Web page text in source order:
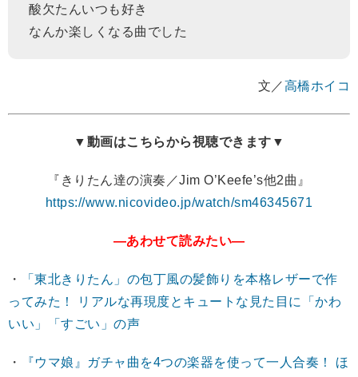
酸欠たんいつも好き
なんか楽しくなる曲でした
文／高橋ホイコ
▼動画はこちらから視聴できます▼
『きりたん達の演奏／Jim O’Keefe’s他2曲』
https://www.nicovideo.jp/watch/sm46345671
―あわせて読みたい―
・
「東北きりたん」の包丁風の髪飾りを本格レザーで作
ってみた！ リアルな再現度とキュートな見た目に「かわ
いい」「すごい」の声
・
『ウマ娘』ガチャ曲を4つの楽器を使って一人合奏！ ほ